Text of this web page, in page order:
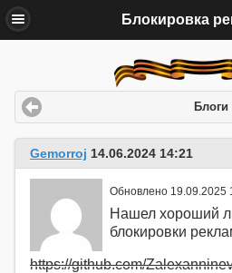
Блоги
Gemorroj 14.06.2024 14:21
Обновлено 19.09.2025
Нашел хороший
блокировки
https://github.com/